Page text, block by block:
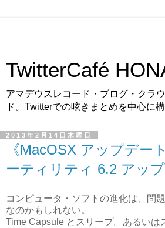
TwitterCafé
アマデウスレコード・ブログ・クラ
ド。Twitterでの呟きまとめを中心に
2013年2月14日木曜日
《MacOSX アップデー
ーティリティ 6.2 アッ
コンピュータ・ソフトの進化は、問
なのかもしれない。
Time Capsule とスリープ。あるいは